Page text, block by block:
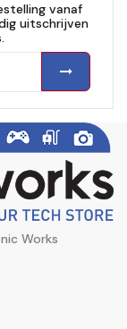
vanaf
uitschrijven
Works